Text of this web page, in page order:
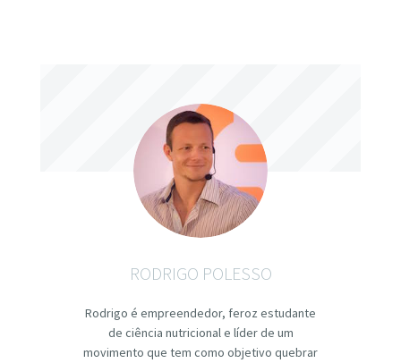
RODRIGO POLESSO
Rodrigo é empreendedor, feroz estudante
de ciência nutricional e líder de um
movimento que tem como objetivo quebrar